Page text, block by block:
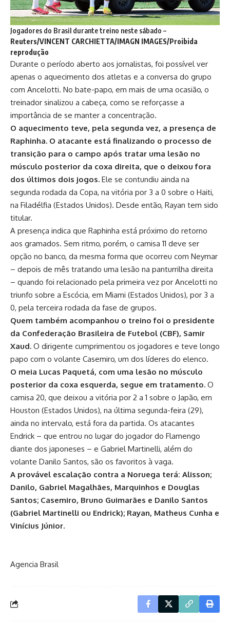
Jogadores do Brasil durante treino neste sábado –
Reuters/VINCENT CARCHIETTA/IMAGN IMAGES/Proibida
reprodução
Durante o período aberto aos jornalistas, foi possível ver
apenas o aquecimento dos atletas e a conversa do grupo
com Ancelotti. No bate-papo, em mais de uma ocasião, o
treinador sinalizou a cabeça, como se reforçasse a
importância de se manter a concentração.
O aquecimento teve, pela segunda vez, a presença de
Raphinha. O atacante está finalizando o processo de
transição para o campo após tratar uma lesão no
músculo posterior da coxa direita, que o deixou fora
dos últimos dois jogos. Ele se contundiu ainda na
segunda rodada da Copa, na vitória por 3 a 0 sobre o Haiti,
na Filadélfia (Estados Unidos). Desde então, Rayan tem sido
titular.
A presença indica que Raphinha está próximo do retorno
aos gramados. Sem ritmo, porém, o camisa 11 deve ser
opção no banco, da mesma forma que ocorreu com Neymar
– depois de mês tratando uma lesão na panturrilha direita
– quando foi relacionado pela primeira vez por Ancelotti no
triunfo sobre a Escócia, em Miami (Estados Unidos), por 3 a
0, pela terceira rodada da fase de grupos.
Quem também acompanhou o treino foi o presidente
da Confederação Brasileira de Futebol (CBF), Samir
Xaud. O dirigente cumprimentou os jogadores e teve longo
papo com o volante Casemiro, um dos líderes do elenco.
O meia Lucas Paquetá, com uma lesão no músculo
posterior da coxa esquerda, segue em tratamento. O
camisa 20, que deixou a vitória por 2 a 1 sobre o Japão, em
Houston (Estados Unidos), na última segunda-feira (29),
ainda no intervalo, está fora da partida. Os atacantes
Endrick – que entrou no lugar do jogador do Flamengo
diante dos japoneses – e Gabriel Martinelli, além do
volante Danilo Santos, são os favoritos à vaga.
A provável escalação contra a Noruega terá: Alisson;
Danilo, Gabriel Magalhães, Marquinhos e Douglas
Santos; Casemiro, Bruno Guimarães e Danilo Santos
(Gabriel Martinelli ou Endrick); Rayan, Matheus Cunha e
Vinícius Júnior.
Agencia Brasil